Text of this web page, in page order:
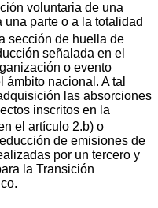
voluntaria de una
una parte o a la totalidad
sección de huella de
señalada en el
o evento
nacional. A tal
las absorciones
inscritos en la
el artículo 2.b) o
de emisiones de
por un tercero y
la Transición